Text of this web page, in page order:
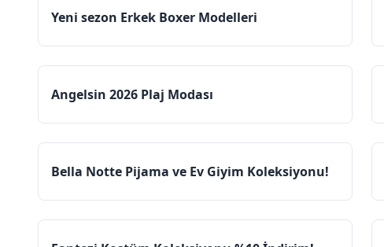
Yeni sezon Erkek Boxer Modelleri
Angelsin 2026 Plaj Modası
Bella Notte Pijama ve Ev Giyim Koleksiyonu!